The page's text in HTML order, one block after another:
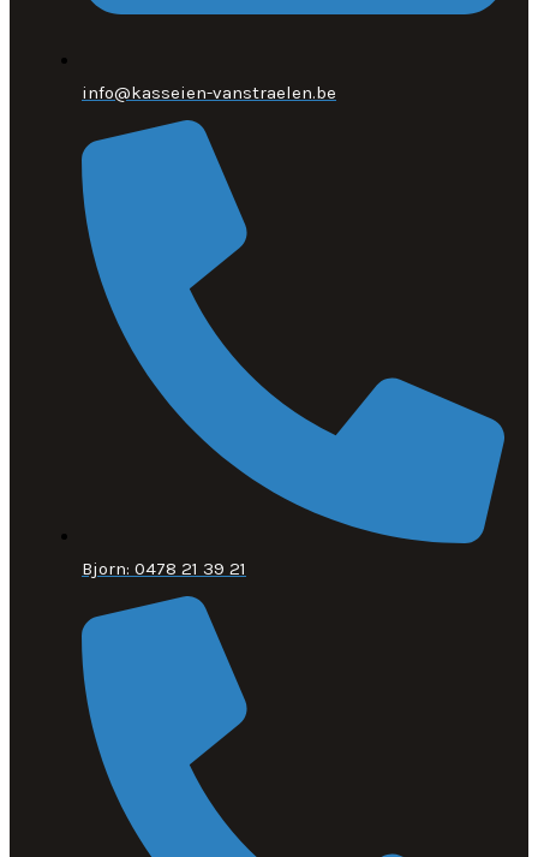
info@kasseien-vanstraelen.be
Bjorn: 0478 21 39 21